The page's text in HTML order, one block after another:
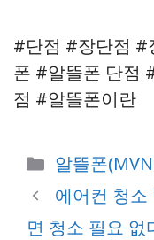
#단점 #장단점 #
폰 #알뜰폰 단점
점 #알뜰폰이란
Categories
알뜰폰
에어컨 청소
면 청소 필요 없